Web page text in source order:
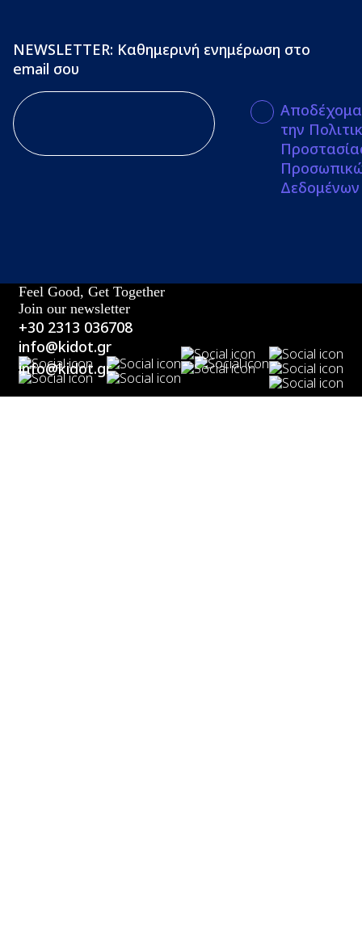
NEWSLETTER: Καθημερινή ενημέρωση στο
email σου
την
Δεδομένων
Feel Good, Get Together
Join our newsletter
+30 2313 036708
info@kidot.gr
info@kidot.gr